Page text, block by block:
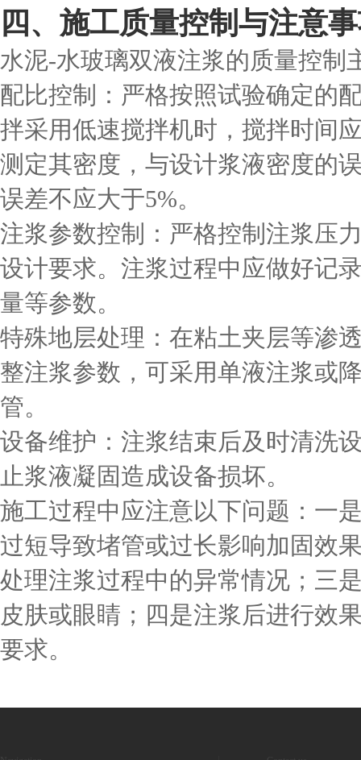
四、施工质量控制与注意
水泥-水玻璃双液注浆的质量控制
配比控制：严格按照试验确定的
拌采用低速搅拌机时，搅拌时间
测定其密度，与设计浆液密度的
误差不应大于5%。
注浆参数控制：严格控制注浆压
设计要求。注浆过程中应做好记
量等参数。
特殊地层处理：在粘土夹层等渗
整注浆参数，可采用单液注浆或
管。
设备维护：注浆结束后及时清洗
止浆液凝固造成设备损坏。
施工过程中应注意以下问题：一
过短导致堵管或过长影响加固效
处理注浆过程中的异常情况；三
皮肤或眼睛；四是注浆后进行效
要求。